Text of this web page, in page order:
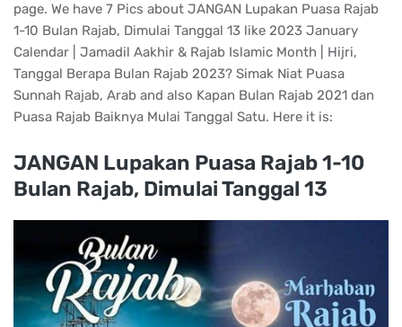
page. We have 7 Pics about JANGAN Lupakan Puasa Rajab
1-10 Bulan Rajab, Dimulai Tanggal 13 like 2023 January
Calendar | Jamadil Aakhir & Rajab Islamic Month | Hijri,
Tanggal Berapa Bulan Rajab 2023? Simak Niat Puasa
Sunnah Rajab, Arab and also Kapan Bulan Rajab 2021 dan
Puasa Rajab Baiknya Mulai Tanggal Satu. Here it is:
JANGAN Lupakan Puasa Rajab 1-10
Bulan Rajab, Dimulai Tanggal 13